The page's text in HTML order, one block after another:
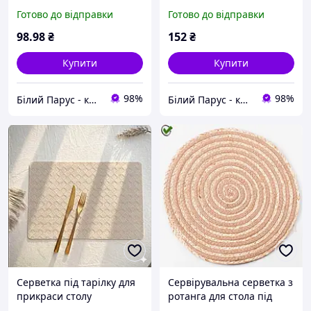
стіл Серветка під тарілку
для прикрас
Готово до відправки
98.98₴
Купити
Білий Парус - комплексне обслуговування в сегменті HoReCa та B2B 98%
Коричневые салфетки на
стол Підтарник для
Готово до відправки
152₴
Купити
Білий Парус - комплексне обслуговування в сегменті HoReCa та B2B 98%
Серветка під тарілку для
прикраси столу
Сервірувальна серветка з
ротанга для стола під